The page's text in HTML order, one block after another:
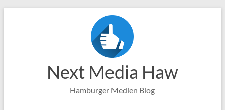
Next Media Haw
Hamburger Medien Blog